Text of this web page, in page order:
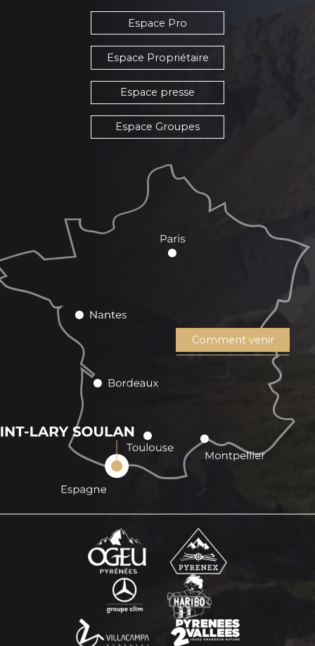
Espace Pro
Espace Propriétaire
Espace presse
Espace Groupes
Comment venir